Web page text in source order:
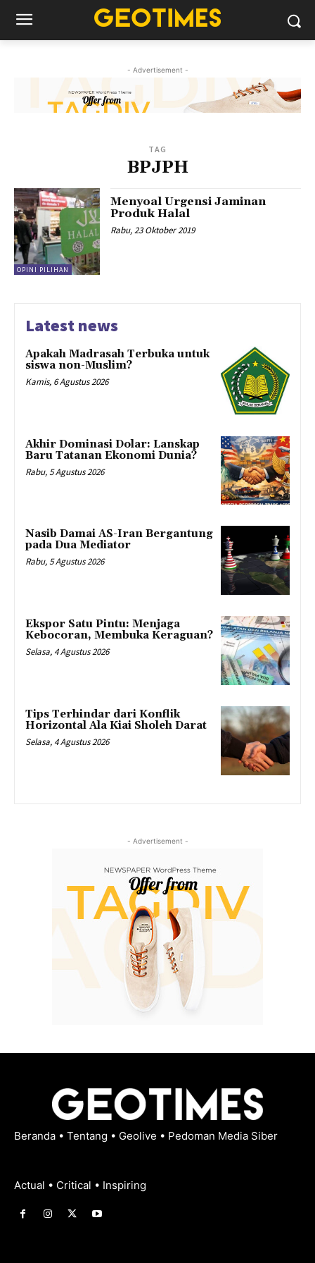
- Advertisement -
TAG
BPJPH
OPINI PILIHAN
Menyoal Urgensi Jaminan
Produk Halal
Rabu, 23 Oktober 2019
Latest news
Apakah Madrasah Terbuka untuk
siswa non-Muslim?
Kamis, 6 Agustus 2026
Akhir Dominasi Dolar: Lanskap
Baru Tatanan Ekonomi Dunia?
Rabu, 5 Agustus 2026
Nasib Damai AS-Iran Bergantung
pada Dua Mediator
Rabu, 5 Agustus 2026
Ekspor Satu Pintu: Menjaga
Kebocoran, Membuka Keraguan?
Selasa, 4 Agustus 2026
Tips Terhindar dari Konflik
Horizontal Ala Kiai Sholeh Darat
Selasa, 4 Agustus 2026
- Advertisement -
Beranda • Tentang • Geolive • Pedoman Media Siber
Actual • Critical • Inspiring